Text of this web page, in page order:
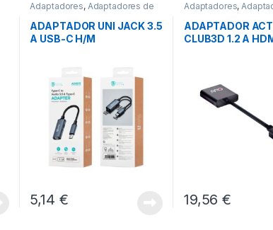
Adaptadores, Adaptadores de
Audio
Conectividad
ADAPTADOR UNI JACK 3.5
A USB-C H/M
5,14 €
Adaptadores,
Video
Conectividad
ADAPTADOR
CLUB3D 1.2 A
19,56€